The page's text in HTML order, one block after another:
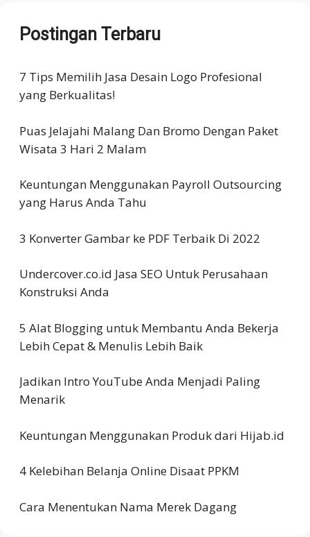
Postingan Terbaru
7 Tips Memilih Jasa Desain Logo Profesional
yang Berkualitas!
Puas Jelajahi Malang Dan Bromo Dengan Paket
Wisata 3 Hari 2 Malam
Keuntungan Menggunakan Payroll Outsourcing
yang Harus Anda Tahu
3 Konverter Gambar ke PDF Terbaik Di 2022
Undercover.co.id Jasa SEO Untuk Perusahaan
Konstruksi Anda
5 Alat Blogging untuk Membantu Anda Bekerja
Lebih Cepat & Menulis Lebih Baik
Jadikan Intro YouTube Anda Menjadi Paling
Menarik
Keuntungan Menggunakan Produk dari Hijab.id
4 Kelebihan Belanja Online Disaat PPKM
Cara Menentukan Nama Merek Dagang